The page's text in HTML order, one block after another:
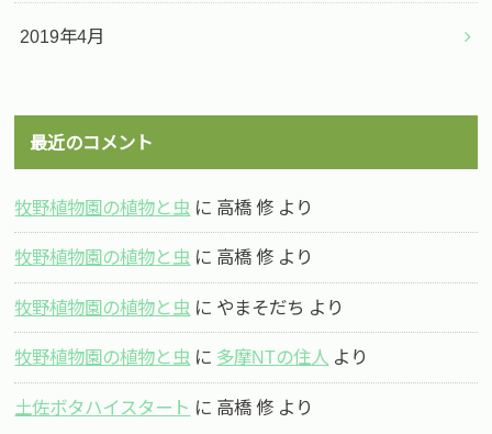
2019年4月
最近のコメント
牧野植物園の植物と虫 に 高橋 修 より
牧野植物園の植物と虫 に 高橋 修 より
牧野植物園の植物と虫 に やまそだち より
牧野植物園の植物と虫 に 多摩NTの住人 より
土佐ボタハイスタート に 高橋 修 より